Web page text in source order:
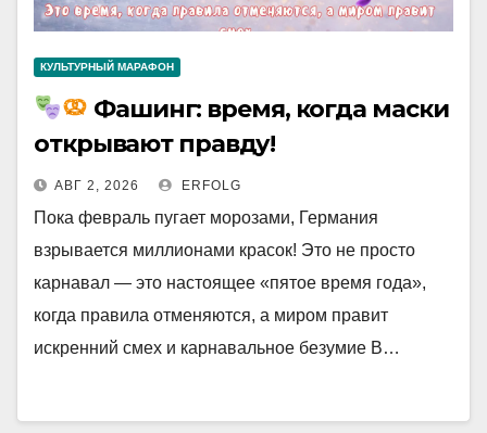
КУЛЬТУРНЫЙ МАРАФОН
Фашинг: время, когда маски
открывают правду!
АВГ 2, 2026 ERFOLG
Пока февраль пугает морозами, Германия
взрывается миллионами красок! Это не просто
карнавал — это настоящее «пятое время года»,
когда правила отменяются, а миром правит
искренний смех и карнавальное безумие В…